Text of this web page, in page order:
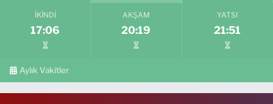
İKINDI
17:06
AKŞAM
20:19
YATSI
21:51
Aylık Vakitler